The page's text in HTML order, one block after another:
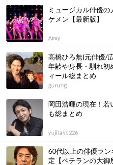
ミュージカル俳優
ケメン【最新版】
Aimy
高橋ひろ無(元俳優/
年齢や身長・馴れ初
ィール総まとめ
gurung
岡田浩暉の現在！
も総まとめ
yujitake226
60代以上の俳優ラ
定【ベテランの大御